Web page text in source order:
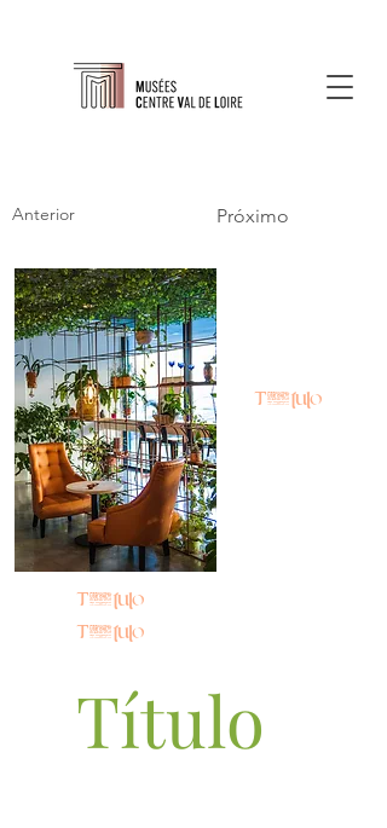
Anterior Próximo
Título
Título
Título
Título